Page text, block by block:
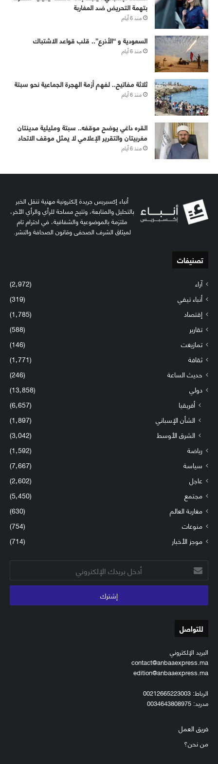
بتهمة التحريض ضد المغاربة
منذ 6 أيام
‏⁧‫السعودية‬⁩ و “الأذرع”.. قلب قواعد الاشتباك
منذ 6 أيام
ثلاثة مفاتيح.. لفهم أزمة الهجرة الجماعية نحو سبتة
منذ 6 أيام
القره داغي يوضح موقفه.. سبتة ومليلية مدينتان
مغربيتان والتقرير الإعلامي لا يمثل موقف الاتحاد
منذ 6 أيام
أنباء إكسبريس جريدة إلكترونية مهنية تنقل الخبر
بالتحليل والمتابعة، وتتيح مساحة للرأي والرأي الآخر،
ملتزمة بالموضوعية والشفافية، في احترام تام
لميثاق الشرف الصحفي وقانون الصحافة والنشر.
تصنيفات
آراء
(2٬972)
أنباء تيفي
(319)
إقتصاد
(1٬785)
تقارير
(588)
تمازيغت
(146)
ثقافة
(1٬771)
حديث الساعة
(246)
دولي
(13٬858)
أفريقيا
(6٬657)
الشأن الإسباني
(1٬897)
الشرق الأوسط
(3٬042)
رياضة
(1٬592)
سياسة
(7٬667)
عاجل
(2٬602)
مجتمع
(5٬450)
مغاربة العالم
(630)
منوعات
(754)
موجز الأخبار
(714)
أدخل
بريدك
الإلكتروني
للتواصل
البريد الإلكتروني
contact@anbaaexpress.ma
edition@anbaaexpress.ma
الرباط: 00212665223003
مدريد: 0034643808975
فريق العمل
من نحن؟